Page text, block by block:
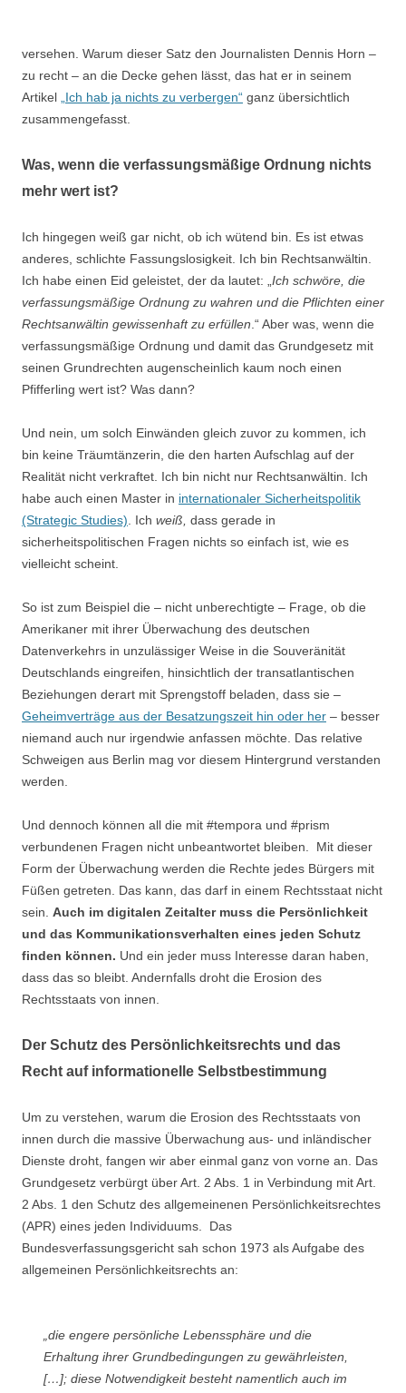
versehen. Warum dieser Satz den Journalisten Dennis Horn –
zu recht – an die Decke gehen lässt, das hat er in seinem
Artikel
„Ich hab ja nichts zu verbergen“ ganz übersichtlich
zusammengefasst.
Was, wenn die verfassungsmäßige Ordnung nichts
mehr wert ist?
Ich hingegen weiß gar nicht, ob ich wütend bin. Es ist etwas
anderes, schlichte Fassungslosigkeit. Ich bin Rechtsanwältin.
Ich habe einen Eid geleistet, der da lautet: „ Ich schwöre, die
verfassungsmäßige Ordnung zu wahren und die Pflichten einer
Rechtsanwältin gewissenhaft zu erfüllen .“ Aber was, wenn die
verfassungsmäßige Ordnung und damit das Grundgesetz mit
seinen Grundrechten augenscheinlich kaum noch einen
Pfifferling wert ist? Was dann?
Und nein, um solch Einwänden gleich zuvor zu kommen, ich
bin keine Träumtänzerin, die den harten Aufschlag auf der
Realität nicht verkraftet. Ich bin nicht nur Rechtsanwältin. Ich
habe auch einen Master in internationaler Sicherheitspolitik
(Strategic Studies) . Ich weiß, dass gerade in
sicherheitspolitischen Fragen nichts so einfach ist, wie es
vielleicht scheint.
So ist zum Beispiel die – nicht unberechtigte – Frage, ob die
Amerikaner mit ihrer Überwachung des deutschen
Datenverkehrs in unzulässiger Weise in die Souveränität
Deutschlands eingreifen, hinsichtlich der transatlantischen
Beziehungen derart mit Sprengstoff beladen, dass sie –
Geheimverträge aus der Besatzungszeit hin oder her – besser
niemand auch nur irgendwie anfassen möchte. Das relative
Schweigen aus Berlin mag vor diesem Hintergrund verstanden
werden.
Und dennoch können all die mit #tempora und #prism
verbundenen Fragen nicht unbeantwortet bleiben. Mit dieser
Form der Überwachung werden die Rechte jedes Bürgers mit
Füßen getreten. Das kann, das darf in einem Rechtsstaat nicht
sein. Auch im digitalen Zeitalter muss die Persönlichkeit
und das Kommunikationsverhalten eines jeden Schutz
finden können. Und ein jeder muss Interesse daran haben,
dass das so bleibt. Andernfalls droht die Erosion des
Rechtsstaats von innen.
Der Schutz des Persönlichkeitsrechts und das
Recht auf informationelle Selbstbestimmung
Um zu verstehen, warum die Erosion des Rechtsstaats von
innen durch die massive Überwachung aus- und inländischer
Dienste droht, fangen wir aber einmal ganz von vorne an. Das
Grundgesetz verbürgt über Art. 2 Abs. 1 in Verbindung mit Art.
2 Abs. 1 den Schutz des allgemeinenen Persönlichkeitsrechtes
(APR) eines jeden Individuums. Das
Bundesverfassungsgericht sah schon 1973 als Aufgabe des
allgemeinen Persönlichkeitsrechts an:
„die engere persönliche Lebenssphäre und die
Erhaltung ihrer Grundbedingungen zu gewährleisten,
[…]; diese Notwendigkeit besteht namentlich auch im